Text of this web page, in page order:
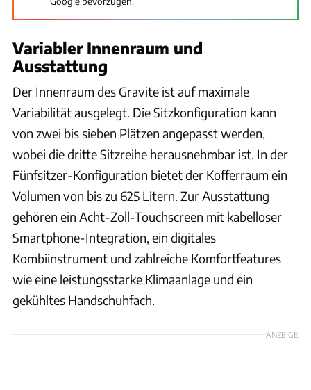
Variabler Innenraum und
Ausstattung
Der Innenraum des Gravite ist auf maximale
Variabilität ausgelegt. Die Sitzkonfiguration kann
von zwei bis sieben Plätzen angepasst werden,
wobei die dritte Sitzreihe herausnehmbar ist. In der
Fünfsitzer-Konfiguration bietet der Kofferraum ein
Volumen von bis zu 625 Litern. Zur Ausstattung
gehören ein Acht-Zoll-Touchscreen mit kabelloser
Smartphone-Integration, ein digitales
Kombiinstrument und zahlreiche Komfortfeatures
wie eine leistungsstarke Klimaanlage und ein
gekühltes Handschuhfach.
ANZEIGE